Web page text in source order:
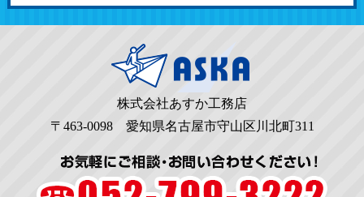
株式会社あすか工務店
〒463-0098 愛知県名古屋市守山区川北町311